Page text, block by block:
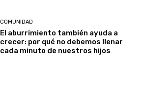
COMUNIDAD
El aburrimiento también ayuda a
crecer: por qué no debemos llenar
cada minuto de nuestros hijos